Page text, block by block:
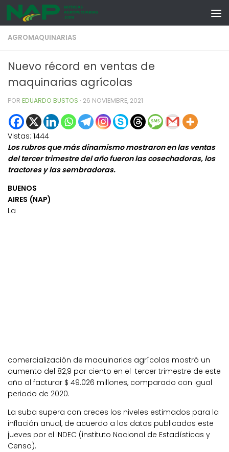
Skip to content
AGROMAQUINARIAS
Nuevo récord en ventas de
maquinarias agrícolas
POR EDUARDO BUSTOS · 26 NOVIEMBRE, 2021
Vistas: 1444
Los rubros que más dinamismo mostraron en las ventas
del tercer trimestre del año fueron las cosechadoras, los
tractores y las sembradoras.
BUENOS
AIRES (NAP)
La
comercialización de maquinarias agrícolas mostró un
aumento del 82,9 por ciento en el tercer trimestre de este
año al facturar $ 49.026 millones, comparado con igual
periodo de 2020.
La suba supera con creces los niveles estimados para la
inflación anual, de acuerdo a los datos publicados este
jueves por el INDEC (instituto Nacional de Estadísticas y
Censo).